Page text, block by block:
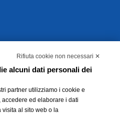
Rifiuta cookie non necessari ✕
alcuni dati personali dei
partner utilizziamo i cookie e
ed elaborare i dati
visita al sito web o la